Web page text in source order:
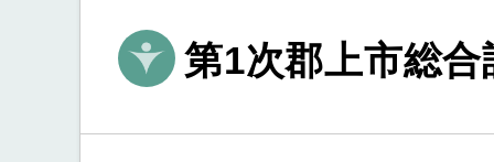
第1次郡上市総合